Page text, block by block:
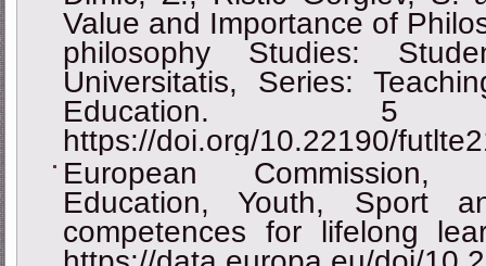
Value and Importance of
philosophy Studies:
Universitatis, Series:
Education.
https://doi.org/10.22190/
European Commission,
Education, Youth, Sport
competences for lifelong